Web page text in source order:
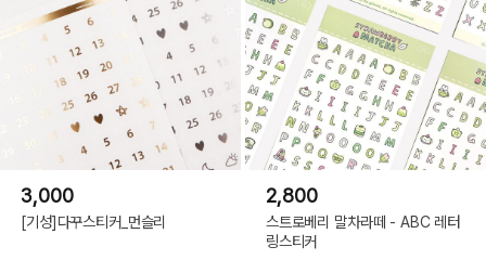
3,000
[기성]다꾸스티커_먼슬리
2,800
스트로베리 말차라떼 - ABC 레터
링스티커